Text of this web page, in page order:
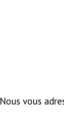
Nous vous